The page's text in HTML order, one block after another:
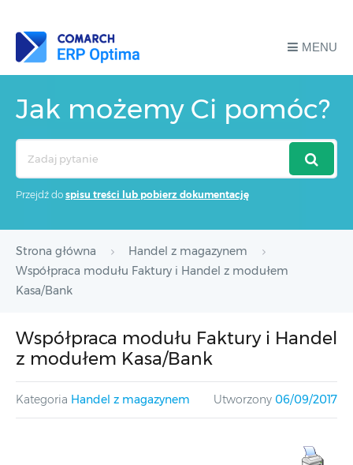
MENU
Jak możemy Ci pomóc?
Przejdź do spisu treści lub pobierz dokumentację
Strona główna
Handel z magazynem
Współpraca modułu Faktury i Handel z modułem
Kasa/Bank
Współpraca modułu Faktury i Handel
z modułem Kasa/Bank
Kategoria Handel z magazynem Utworzony 06/09/2017